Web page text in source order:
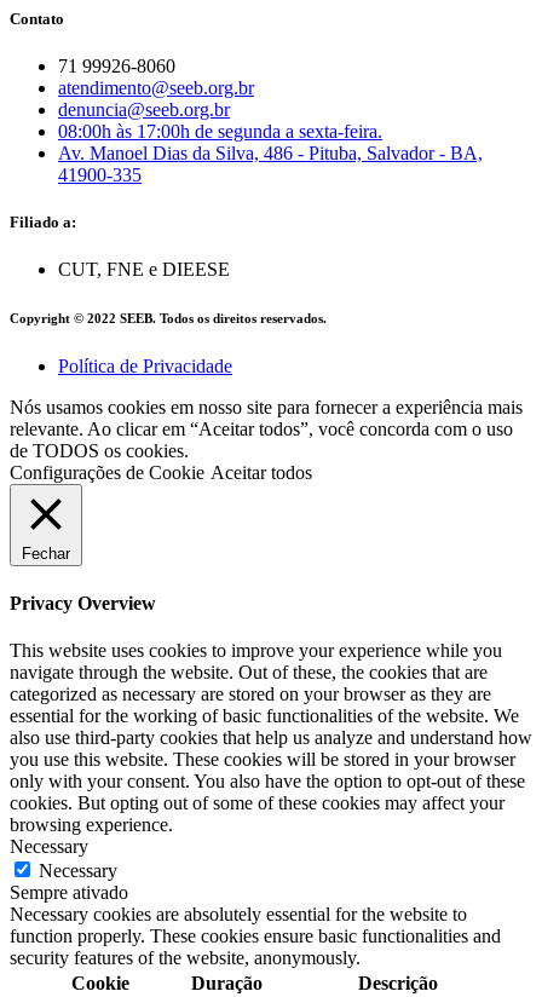
Contato
71 99926-8060
atendimento@seeb.org.br
denuncia@seeb.org.br
08:00h às 17:00h de segunda a sexta-feira.
Av. Manoel Dias da Silva, 486 - Pituba, Salvador - BA,
41900-335
Filiado a:
CUT, FNE e DIEESE
Copyright © 2022 SEEB. Todos os direitos reservados.
Política de Privacidade
Nós usamos cookies em nosso site para fornecer a experiência mais
relevante. Ao clicar em “Aceitar todos”, você concorda com o uso
de TODOS os cookies.
Configurações de Cookie Aceitar todos
Fechar
Privacy Overview
This website uses cookies to improve your experience while you
navigate through the website. Out of these, the cookies that are
categorized as necessary are stored on your browser as they are
essential for the working of basic functionalities of the website. We
also use third-party cookies that help us analyze and understand how
you use this website. These cookies will be stored in your browser
only with your consent. You also have the option to opt-out of these
cookies. But opting out of some of these cookies may affect your
browsing experience.
Necessary
Necessary
Sempre ativado
Necessary cookies are absolutely essential for the website to
function properly. These cookies ensure basic functionalities and
security features of the website, anonymously.
Cookie
Duração Descrição